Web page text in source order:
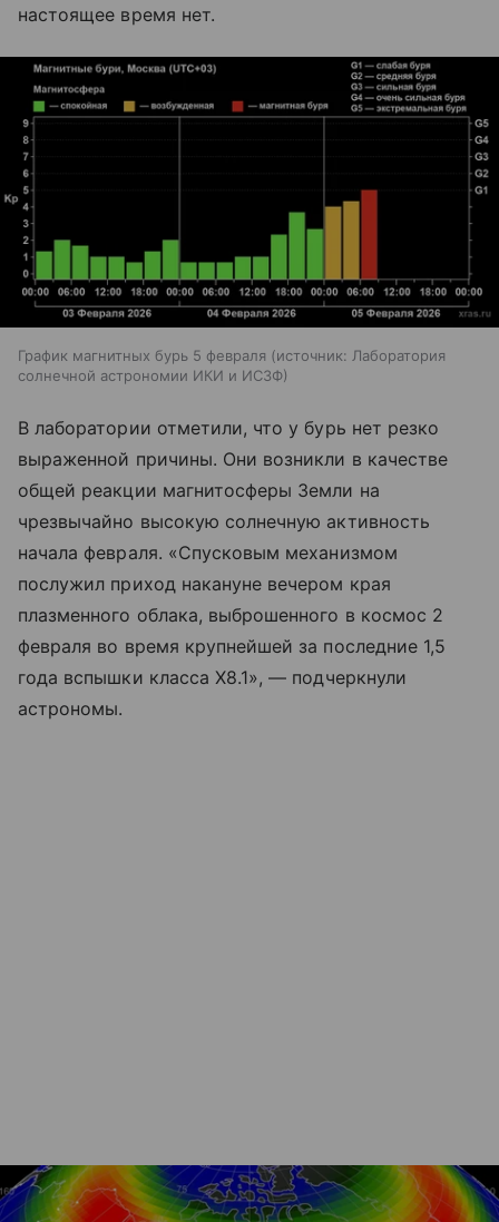
настоящее время нет.
График магнитных бурь 5 февраля источник: Лаборатория
солнечной астрономии ИКИ и ИСЗФ
В лаборатории отметили, что у бурь нет резко
выраженной причины. Они возникли в качестве
общей реакции магнитосферы Земли на
чрезвычайно высокую солнечную активность
начала февраля. «Спусковым механизмом
послужил приход накануне вечером края
плазменного облака, выброшенного в космос 2
февраля во время крупнейшей за последние 1,5
года вспышки класса X8.1», — подчеркнули
астрономы.